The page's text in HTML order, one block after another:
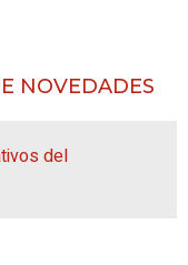
NOVEDADES
del